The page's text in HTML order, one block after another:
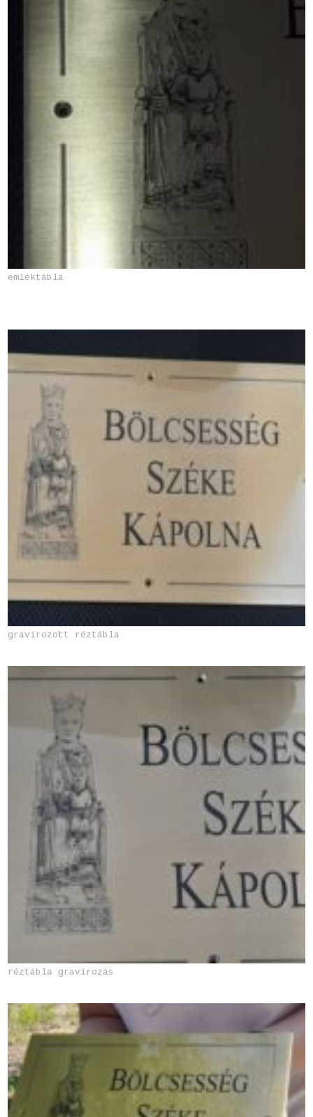
emléktábla
gravírozott réztábla
réztábla gravírozás